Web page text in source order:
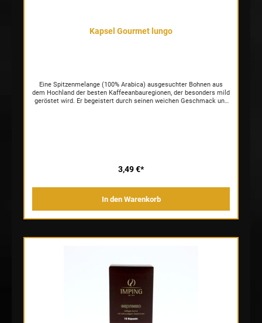
Kapsel Gourmet lungo
Eine Spitzenmelange (100% Arabica) ausgesuchter Bohnen aus
dem Hochland der besten Kaffeeanbauregionen, der besonders mild
geröstet wird. Er begeistert durch seinen weichen Geschmack und
3,49 €*
In den Warenkorb